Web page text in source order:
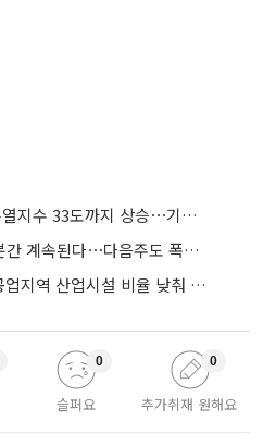
탄소 감축 없으면 여름 온열지수 33도까지 상승⋯기상청, 2100년 미래전망
기약 없는 '극한더위' 당분간 계속된다⋯다음주도 폭염·열대야 지속
김용범 만난 오세훈 "준공업지역 산업시설 비율 낮춰 공급 늘려야"
슬퍼요
0
추가취재 원해요
0